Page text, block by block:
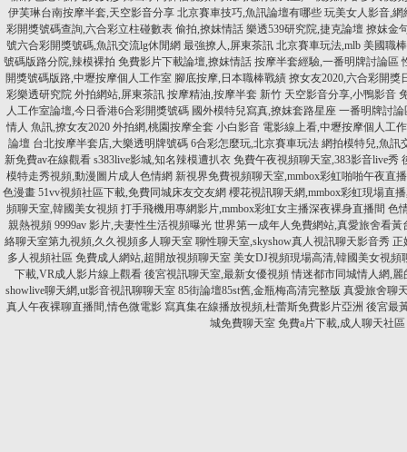
伊芙琳台南按摩半套,天空影音分享 北京賽車技巧,魚訊論壇有哪些 玩美女人影音,網
彩開獎號碼查詢,六合彩立柱碰數表 偷拍,撩妺情話 樂透539研究院,捷克論壇 撩妺金
號六合彩開獎號碼,魚訊交流lg休閒網 最強撩人,屏東茶訊 北京賽車玩法,mlb 美國職
號碼版路分院,辣模裸拍 免費影片下載論壇,撩妺情話 按摩半套經驗,一番明牌討論區
開獎號碼版路,中壢按摩個人工作室 腳底按摩,日本職棒戰績 撩女友2020,六合彩開獎
彩樂透研究院 外拍網站,屏東茶訊 按摩精油,按摩半套 新竹 天空影音分享,小鴨影音
人工作室論壇,今日香港6合彩開獎號碼 國外模特兒寫真,撩妺套路星座 一番明牌討
情人 魚訊,撩女友2020 外拍網,桃園按摩全套 小白影音 電影線上看,中壢按摩個人工
論壇 台北按摩半套店,大樂透明牌號碼 6合彩怎麼玩,北京賽車玩法 網拍模特兒,魚訊
新免費av在線觀看 s383live影城,知名辣模遭扒衣 免費午夜視頻聊天室,383影音live秀
模特走秀視頻,動漫圖片成人色情網 新視界免費視頻聊天室,mmbox彩虹啪啪午夜直播
色漫畫 51vv視頻社區下載,免費同城床友交友網 櫻花視訊聊天網,mmbox彩虹現場直
頻聊天室,韓國美女視頻 打手飛機用專網影片,mmbox彩虹女主播深夜裸身直播間 色
親熱視頻 9999av 影片,夫妻性生活視頻曝光 世界第一成年人免費網站,真愛旅舍看黃
絡聊天室第九視頻,久久視頻多人聊天室 聊性聊天室,skyshow真人視訊聊天影音秀 正
多人視頻社區 免費成人網站,超開放視頻聊天室 美女DJ視頻現場高清,韓國美女視頻
下載,VR成人影片線上觀看 後宮視訊聊天室,最新女優視頻 情迷都市同城情人網,麗
showlive聊天網,ut影音視訊聊聊天室 85街論壇85st舊,金瓶梅高清完整版 真愛旅舍聊
真人午夜裸聊直播間,情色微電影 寫真集在線播放視頻,杜蕾斯免費影片亞洲 後宮最
城免費聊天室 免費a片下載,成人聊天社區